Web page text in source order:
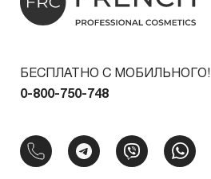
БЕСПЛАТНО С МОБИЛЬНОГО!
0-800-750-748